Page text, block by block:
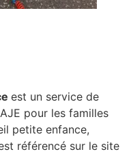
est un service de
pour les familles
petite enfance,
référencé sur le site